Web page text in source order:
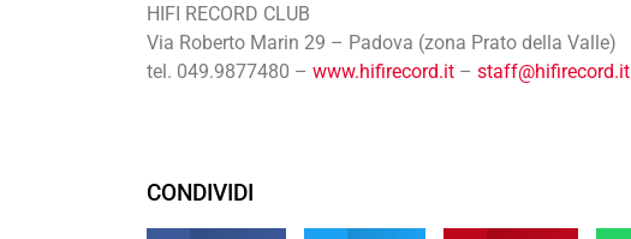
HIFI RECORD CLUB
Via Roberto Marin 29 – Padova (zona Prato della Valle)
tel. 049.9877480 – www.hifirecord.it – staff@hifirecord.it
CONDIVIDI